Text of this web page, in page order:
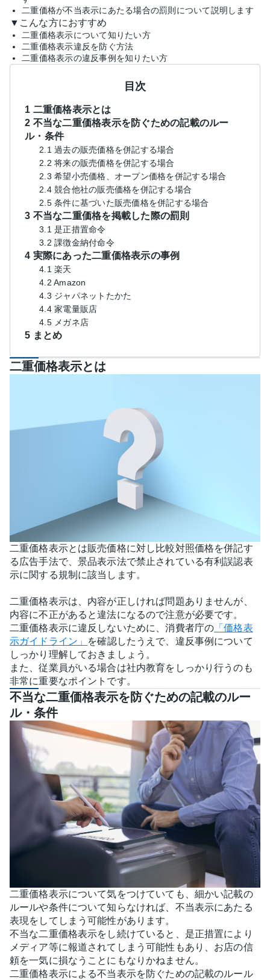
二重価格が不当表示にあたる場合の罰則について説明します
▼こんな方におすすめ
二重価格表示について知りたい方
二重価格表示違反を防ぐ方法
二重価格表示の違反事例を知りたい方
目次
1 二重価格表示とは
2 不当な二重価格表示を防ぐための記載のルー
ル・条件
2.1 過去の販売価格を併記する場合
2.2 将来の販売価格を併記する場合
2.3 希望小売価格、オープン価格を併記する場合
2.4 競合他社の販売価格を併記する場合
2.5 条件に基づいた販売価格を併記する場合
3 不当な二重価格を掲載した際の罰則
3.1 是正措置命令
3.2 課徴金納付命令
4 実際にあった二重価格表示の事例
4.1 楽天
4.2 Amazon
4.3 ジャパネットたかた
4.4 家電量販店
4.5 メガネ店
5 まとめ
二重価格表示とは
二重価格表示とは販売価格に対し比較対照価格を併記す
る広告手法で、景品表示法で禁止されている有利誤認表
示に関する規制に該当します。
二重価格表示は、内容が正しければ問題ありませんが、
内容に不正があると違法になるので注意が必要です。
二重価格表示に違反しないために、消費者庁の 「価格表
示ガイドライン」
を確認したうえで、違反事例について
しっかり理解しておきましょう。
また、従業員がいる場合は社内教育をしっかり行うのも
非常に重要なポイントです。
不当な二重価格表示を防ぐための記載のルー
ル・条件
二重価格表示について気をつけていても、細かい記載の
ルールや条件について知らなければ、不当表示にあたる
表現をしてしまう可能性があります。
不当な二重価格表示をし続けていると、是正措置により
メディア等に報道されてしまう可能性もあり、お店の信
頼を一気に損なうことにもなりかねません。
二重価格表示による不当表示を防ぐための記載のルール